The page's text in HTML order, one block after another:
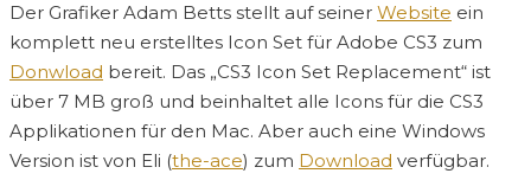
Der Grafiker Adam Betts stellt auf seiner Website ein
komplett neu erstelltes Icon Set für Adobe CS3 zum
Donwload bereit. Das „CS3 Icon Set Replacement“ ist
über 7 MB groß und beinhaltet alle Icons für die CS3
Applikationen für den Mac. Aber auch eine Windows
Version ist von Eli (the-ace) zum Download verfügbar.